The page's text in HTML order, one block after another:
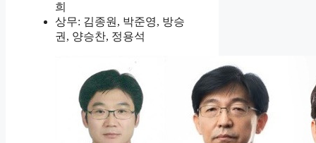
희
상무: 김종원, 박준영, 방승
권, 양승찬, 정용석